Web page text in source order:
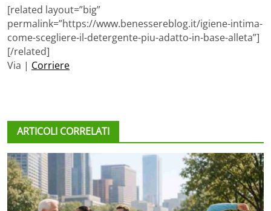
[related layout=”big”
permalink=”https://www.benessereblog.it/igiene-intima-
come-scegliere-il-detergente-piu-adatto-in-base-alleta”]
[/related]
Via | Corriere
ARTICOLI CORRELATI